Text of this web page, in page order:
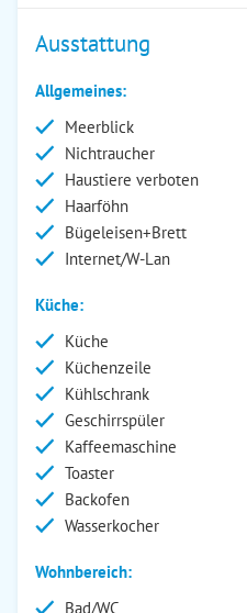
Ausstattung
Allgemeines:
Meerblick
Nichtraucher
Haustiere verboten
Haarföhn
Bügeleisen+Brett
Internet/W-Lan
Küche:
Küche
Küchenzeile
Kühlschrank
Geschirrspüler
Kaffeemaschine
Toaster
Backofen
Wasserkocher
Wohnbereich:
Bad/WC